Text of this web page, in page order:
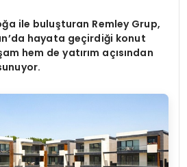
ile buluşturan Remley Grup,
hayata geçirdiği konut
hem de yatırım açısından